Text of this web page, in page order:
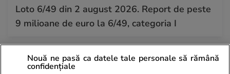
Loto 6/49 din 2 august 2026. Report de peste
9 milioane de euro la 6/49, categoria I
Nouă ne pasă ca datele tale personale să rămână
confidențiale